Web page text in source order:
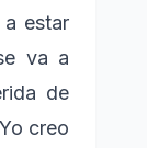
estar
va a
de
creo